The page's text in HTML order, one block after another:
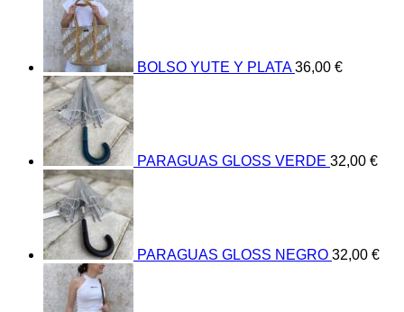
BOLSO YUTE Y PLATA 36,00 €
PARAGUAS GLOSS VERDE 32,00 €
PARAGUAS GLOSS NEGRO 32,00 €